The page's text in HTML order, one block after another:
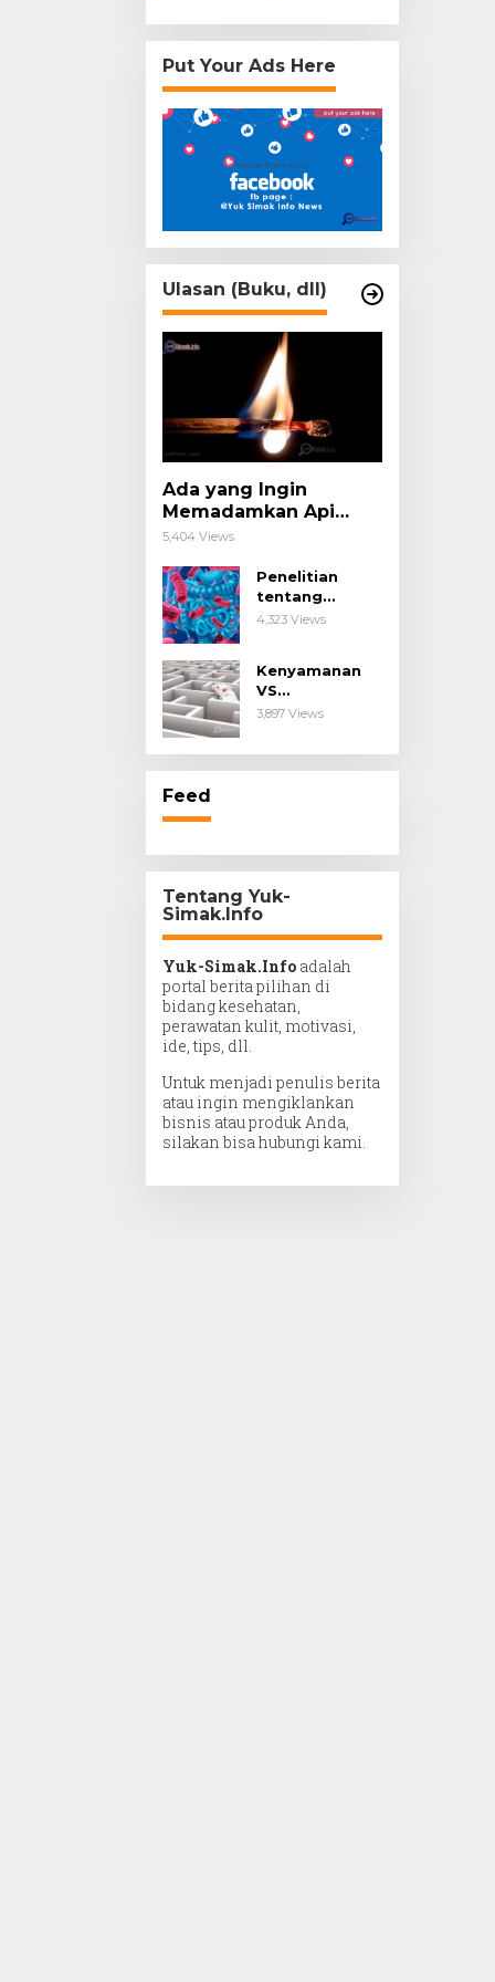
Put Your Ads Here
Ulasan (Buku, dll)
Ada yang Ingin
Memadamkan Api
Impianmu!
5,404 Views
Penelitian
tentang
Probiotik
Penyakit
Imunologis.
4,323 Views
Kenyamanan
VS
Kesengsaraan.
3,897 Views
Feed
Tentang Yuk-
Simak.Info
Yuk-Simak.Info adalah
portal berita pilihan di
bidang kesehatan,
perawatan kulit, motivasi,
ide, tips, dll.
Untuk menjadi penulis berita
atau ingin mengiklankan
bisnis atau produk Anda,
silakan bisa hubungi kami.